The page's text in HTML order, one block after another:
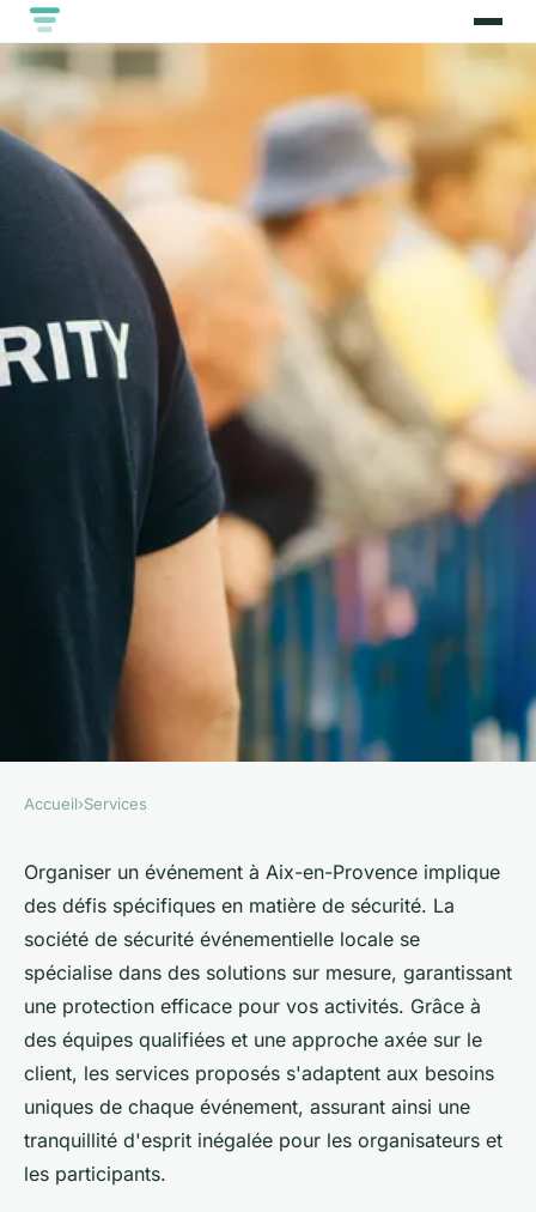
Société de sécurité
événementiel aix en provence
: votre protection garantie
Maxime•27 novembre 2024•3 min de lecture
Accueil›Services
Organiser un événement à Aix-en-Provence implique
des défis spécifiques en matière de sécurité. La
société de sécurité événementielle locale se
spécialise dans des solutions sur mesure, garantissant
une protection efficace pour vos activités. Grâce à
des équipes qualifiées et une approche axée sur le
client, les services proposés s'adaptent aux besoins
uniques de chaque événement, assurant ainsi une
tranquillité d'esprit inégalée pour les organisateurs et
les participants.